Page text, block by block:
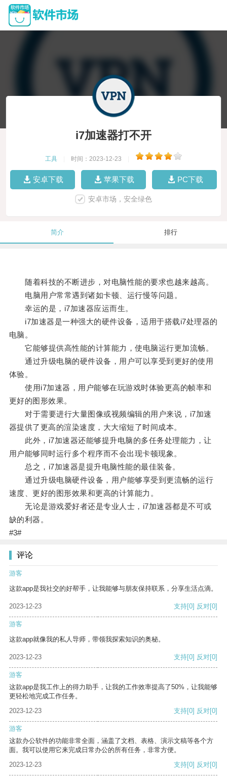
i7加速器打不开
工具 时间：2023-12-23
安卓下载 苹果下载 PC下载
安卓市场，安全绿色
简介 排行
随着科技的不断进步，对电脑性能的要求也越来越高。
电脑用户常常遇到诸如卡顿、运行慢等问题。
幸运的是，i7加速器应运而生。
i7加速器是一种强大的硬件设备，适用于搭载i7处理器的
电脑。
它能够提供高性能的计算能力，使电脑运行更加流畅。
通过升级电脑的硬件设备，用户可以享受到更好的使用
体验。
使用i7加速器，用户能够在玩游戏时体验更高的帧率和
更好的图形效果。
对于需要进行大量图像或视频编辑的用户来说，i7加速
器提供了更高的渲染速度，大大缩短了时间成本。
此外，i7加速器还能够提升电脑的多任务处理能力，让
用户能够同时运行多个程序而不会出现卡顿现象。
总之，i7加速器是提升电脑性能的最佳装备。
通过升级电脑硬件设备，用户能够享受到更流畅的运行
速度、更好的图形效果和更高的计算能力。
无论是游戏爱好者还是专业人士，i7加速器都是不可或
缺的利器。
#3#
评论
游客
这款app是我社交的好帮手，让我能够与朋友保持联系，分享生活点滴。
2023-12-23 支持[0] 反对[0]
游客
这款app就像我的私人导师，带领我探索知识的奥秘。
2023-12-23 支持[0] 反对[0]
游客
这款app是我工作上的得力助手，让我的工作效率提高了50%，让我能够
更轻松地完成工作任务。
2023-12-23
支持[0] 反对[0]
游客
这款办公软件的功能非常全面，涵盖了文档、表格、演示文稿等各个方
面。我可以使用它来完成日常办公的所有任务，非常方便。
2023-12-23
支持[0] 反对[0]